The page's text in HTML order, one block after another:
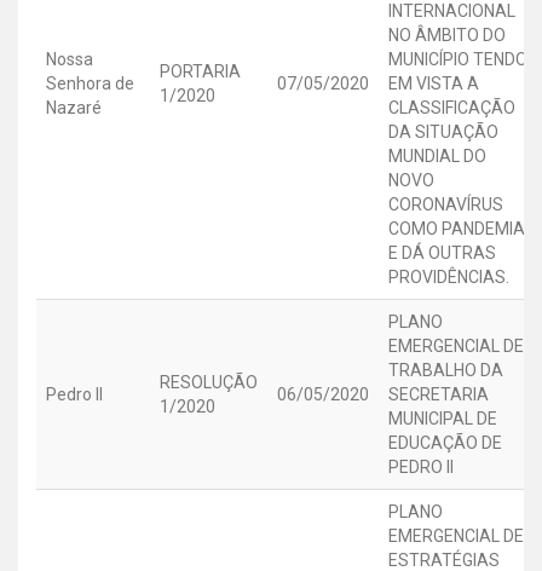
Nossa
Senhora de
Nazaré
PORTARIA
1/2020
07/05/2020
INTERNACIONAL
NO ÂMBITO DO
MUNICÍPIO TENDO
EM VISTA A
CLASSIFICAÇÃO
DA SITUAÇÃO
MUNDIAL DO
NOVO
CORONAVÍRUS
COMO PANDEMIA,
E DÁ OUTRAS
PROVIDÊNCIAS.
Pedro II
RESOLUÇÃO
1/2020
06/05/2020
PLANO
EMERGENCIAL DE
TRABALHO DA
SECRETARIA
MUNICIPAL DE
EDUCAÇÃO DE
PEDRO II
PLANO
EMERGENCIAL DE
ESTRATÉGIAS